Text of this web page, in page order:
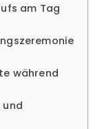
am Tag
während
und